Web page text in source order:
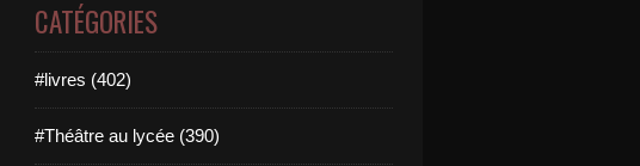
CATÉGORIES
#livres (402)
#Théâtre au lycée (390)